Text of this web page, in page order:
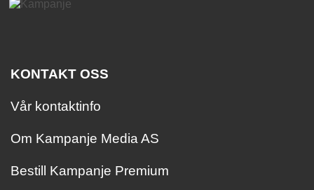
KONTAKT OSS
Vår kontaktinfo
Om Kampanje Media AS
Bestill Kampanje Premium